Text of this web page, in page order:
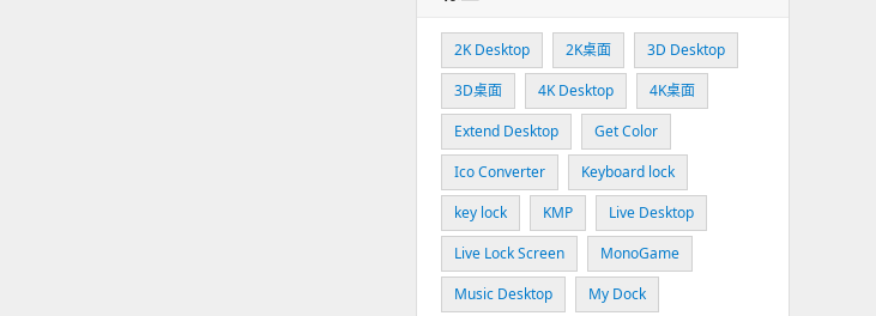
2K Desktop 2K桌面
3D Desktop
3D桌面
4K Desktop
4K桌面
Extend Desktop
Get Color
Ico Converter
Keyboard lock
key lock
KMP
Live Desktop
Live Lock Screen
MonoGame
Music Desktop
My Dock